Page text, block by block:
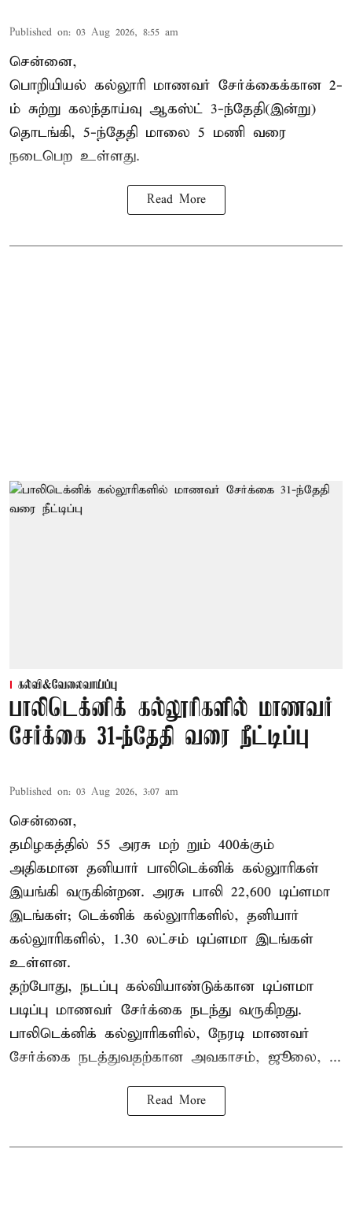
Published on: 03 Aug 2026, 8:55 am
சென்னை,
பொறியியல் கல்லூரி மாணவர் சேர்க்கைக்கான 2-
ம் சுற்று கலந்தாய்வு ஆகஸ்ட் 3-ந்தேதி(இன்று)
தொடங்கி, 5-ந்தேதி மாலை 5 மணி வரை
நடைபெற உள்ளது.
Read More
கல்வி&வேலைவாய்ப்பு
பாலிடெக்னிக் கல்லூரிகளில் மாணவர்
சேர்க்கை 31-ந்தேதி வரை நீட்டிப்பு
Published on: 03 Aug 2026, 3:07 am
சென்னை,
தமிழகத்தில் 55 அரசு மற் றும் 400க்கும்
அதிகமான தனியார் பாலிடெக்னிக் கல்லுாரிகள்
இயங்கி வருகின்றன. அரசு பாலி 22,600 டிப்ளமா
இடங்கள்; டெக்னிக் கல்லுாரிகளில், தனியார்
கல்லுாரிகளில், 1.30 லட்சம் டிப்ளமா இடங்கள்
உள்ளன.
தற்போது, நடப்பு கல்வியாண்டுக்கான டிப்ளமா
படிப்பு மாணவர் சேர்க்கை நடந்து வருகிறது.
பாலிடெக்னிக் கல்லுாரிகளில், நேரடி மாணவர்
சேர்க்கை நடத்துவதற்கான அவகாசம், ஜூலை, ...
Read More